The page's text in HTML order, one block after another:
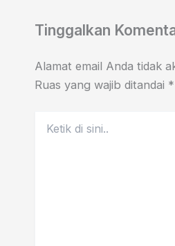
Tinggalkan
Alamat email Anda tidak
Ruas yang wajib ditandai *